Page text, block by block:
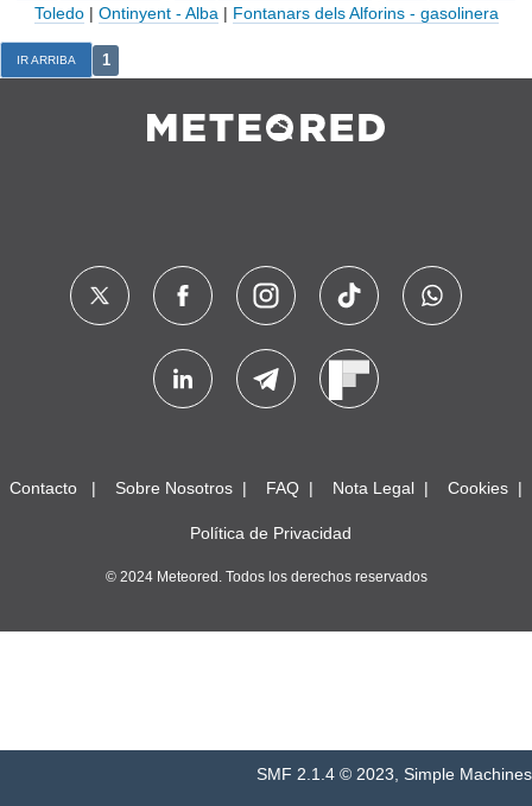
Toledo| Ontinyent - Alba | Fontanars dels Alforins - gasolinera
IR ARRIBA 1
Contacto Sobre Nosotros FAQ Nota Legal Cookies
Política de Privacidad
© 2024 Meteored. Todos los derechos reservados
SMF 2.1.4 © 2023 Simple Machines